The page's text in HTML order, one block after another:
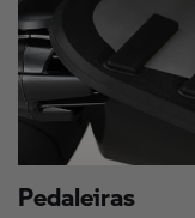
Pedaleiras